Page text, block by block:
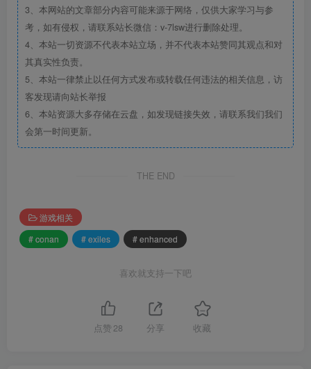
3、本网站的文章部分内容可能来源于网络，仅供大家学习与参
考，如有侵权，请联系站长微信：v-7lsw进行删除处理。
4、本站一切资源不代表本站立场，并不代表本站赞同其观点和对
其真实性负责。
5、本站一律禁止以任何方式发布或转载任何违法的相关信息，访
客发现请向站长举报
6、本站资源大多存储在云盘，如发现链接失效，请联系我们我们
会第一时间更新。
THE END
游戏相关
# conan
# exiles # enhanced
喜欢就支持一下吧
点赞 28 分享 收藏